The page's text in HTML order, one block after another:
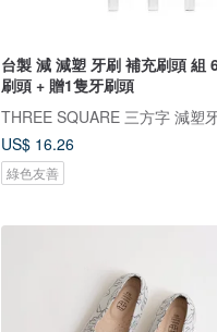
台製 減 減塑 牙刷 補充刷頭 組
刷頭 + 贈1隻牙刷頭
US$ 16.26
綠色友善